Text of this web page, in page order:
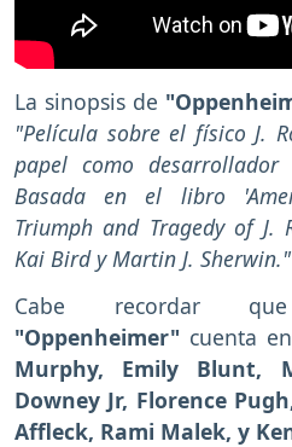
La sinopsis de
"Película sobre el físico J.
papel como
Basada en el libro
Triumph and Tragedy of J.
Kai Bird y Martin J. Sherwin."
Cabe recordar
"Oppenheimer" cuenta
Murphy, Emily Blunt,
Downey Jr, Florence
Affleck, Rami Malek, y